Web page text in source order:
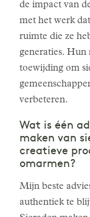
de impact van
met het werk
ruimte die ze
generaties. Hun
toewijding om
verbeteren.
Wat is één
maken van
creatieve
omarmen?
Mijn beste
authentiek te